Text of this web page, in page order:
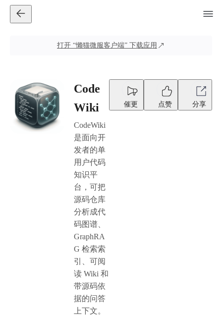
打开 “懒猫微服客户端” 下载应用
Code
Wiki
CodeWiki
是面向开
发者的单
用户代码
知识平
台，可把
源码仓库
分析成代
码图谱、
GraphRA
G 检索索
引、可阅
读 Wiki 和
带源码依
据的问答
上下文。
催更 点赞 分享